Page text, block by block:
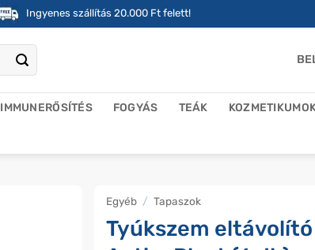
Ingyenes szállítás 20.000 Ft felett!
IMMUNERŐSÍTÉS FOGYÁS TEÁK
Egyéb / Tapaszok
Tyúkszem